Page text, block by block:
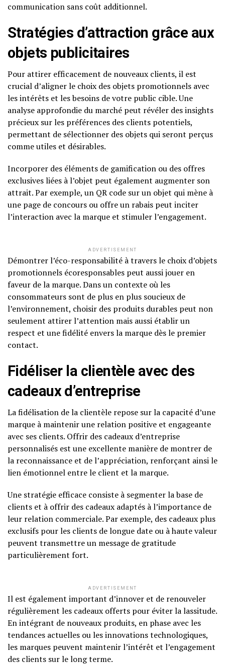
communication sans coût additionnel.
Stratégies d’attraction grâce aux
objets publicitaires
Pour attirer efficacement de nouveaux clients, il est
crucial d’aligner le choix des objets promotionnels avec
les intérêts et les besoins de votre public cible. Une
analyse approfondie du marché peut révéler des insights
précieux sur les préférences des clients potentiels,
permettant de sélectionner des objets qui seront perçus
comme utiles et désirables.
Incorporer des éléments de gamification ou des offres
exclusives liées à l’objet peut également augmenter son
attrait. Par exemple, un QR code sur un objet qui mène à
une page de concours ou offre un rabais peut inciter
l’interaction avec la marque et stimuler l’engagement.
ADVERTISEMENT
Démontrer l’éco-responsabilité à travers le choix d’objets
promotionnels écoresponsables peut aussi jouer en
faveur de la marque. Dans un contexte où les
consommateurs sont de plus en plus soucieux de
l’environnement, choisir des produits durables peut non
seulement attirer l’attention mais aussi établir un
respect et une fidélité envers la marque dès le premier
contact.
Fidéliser la clientèle avec des
cadeaux d’entreprise
La fidélisation de la clientèle repose sur la capacité d’une
marque à maintenir une relation positive et engageante
avec ses clients. Offrir des cadeaux d’entreprise
personnalisés est une excellente manière de montrer de
la reconnaissance et de l’appréciation, renforçant ainsi le
lien émotionnel entre le client et la marque.
Une stratégie efficace consiste à segmenter la base de
clients et à offrir des cadeaux adaptés à l’importance de
leur relation commerciale. Par exemple, des cadeaux plus
exclusifs pour les clients de longue date ou à haute valeur
peuvent transmettre un message de gratitude
particulièrement fort.
ADVERTISEMENT
Il est également important d’innover et de renouveler
régulièrement les cadeaux offerts pour éviter la lassitude.
En intégrant de nouveaux produits, en phase avec les
tendances actuelles ou les innovations technologiques,
les marques peuvent maintenir l’intérêt et l’engagement
des clients sur le long terme.